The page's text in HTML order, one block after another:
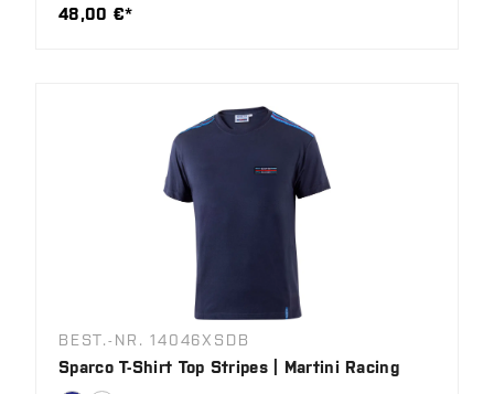
48,00 €*
BEST.-NR. 14046XSDB
Sparco T-Shirt Top Stripes | Martini Racing